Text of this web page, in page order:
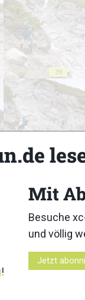
39
44
!
Mit
Besuche
und völlig
Jetzt